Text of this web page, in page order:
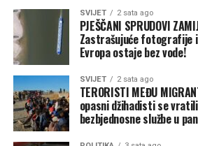
View this post on Instagram
SVIJET 2 sata ago
PJEŠČANI SPRUDOVI
Zastrašujuće fotografije
Evropa ostaje bez vode!
SVIJET 2 sata ago
TERORISTI MEĐU
opasni džihadisti se
bezbjednosne službe u